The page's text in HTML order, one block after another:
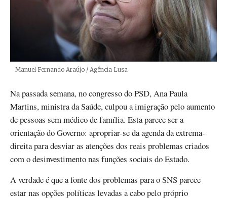
Créditos
Manuel Fernando Araújo / Agência Lusa
Na passada semana, no congresso do PSD, Ana Paula
Martins, ministra da Saúde, culpou a imigração pelo aumento
de pessoas sem médico de família. Esta parece ser a
orientação do Governo: apropriar-se da agenda da extrema-
direita para desviar as atenções dos reais problemas criados
com o desinvestimento nas funções sociais do Estado.
A verdade é que a fonte dos problemas para o SNS parece
estar nas opções políticas levadas a cabo pelo próprio